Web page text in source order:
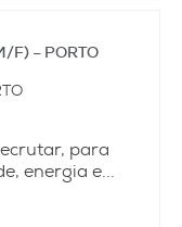
F) – PORTO
para
energia e...